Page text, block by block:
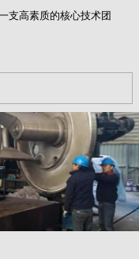
支高素质的核心技术团